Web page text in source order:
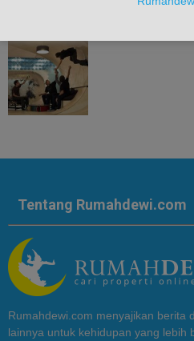
Tentang Rumahdewi.com
Rumahdewi.com menyajikan berita
lainnya untuk kehidupan yang lebih